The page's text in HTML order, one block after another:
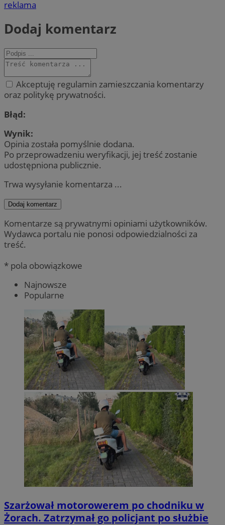
reklama
Dodaj komentarz
Akceptuję regulamin zamieszczania komentarzy
oraz politykę prywatności.
Błąd:
Wynik:
Opinia została pomyślnie dodana.
Po przeprowadzeniu weryfikacji, jej treść zostanie
udostępniona publicznie.
Trwa wysyłanie komentarza ...
Dodaj komentarz
Komentarze są prywatnymi opiniami użytkowników.
Wydawca portalu nie ponosi odpowiedzialności za
treść.
* pola obowiązkowe
Najnowsze
Popularne
Szarżował motorowerem po chodniku w
Żorach. Zatrzymał go policjant po służbie